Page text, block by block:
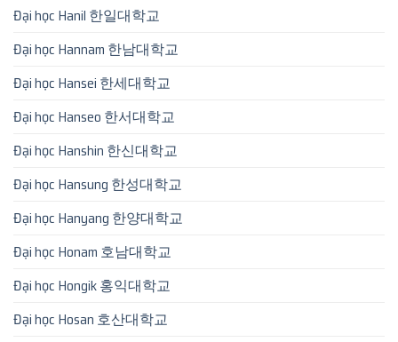
Đại học Hanil 한일대학교
Đại học Hannam 한남대학교
Đại học Hansei 한세대학교
Đại học Hanseo 한서대학교
Đại học Hanshin 한신대학교
Đại học Hansung 한성대학교
Đại học Hanyang 한양대학교
Đại học Honam 호남대학교
Đại học Hongik 홍익대학교
Đại học Hosan 호산대학교